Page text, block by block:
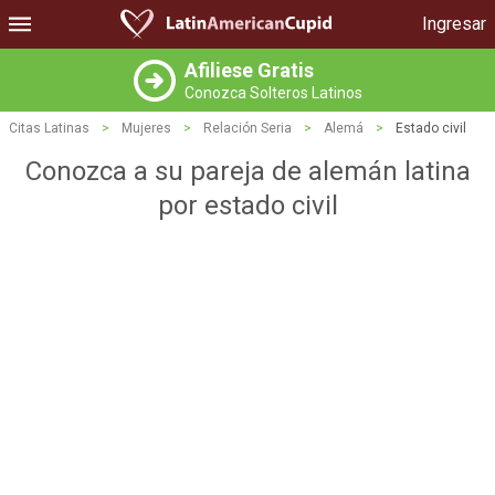
Ingresar
Afiliese Gratis
Conozca Solteros Latinos
Citas Latinas > Mujeres > Relación Seria > Alemá > Estado civil
Conozca a su pareja de alemán latina
por estado civil